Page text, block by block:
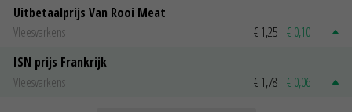
Uitbetaalprijs Van Rooi Meat
Vleesvarkens
€ 1,25 € 0,10
ISN prijs Frankrijk
Vleesvarkens
€ 1,78 € 0,06